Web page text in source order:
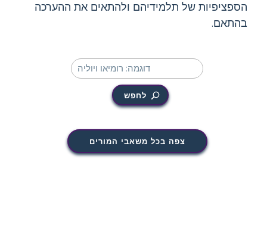
הספציפיות של תלמידיהם ולהתאים את ההערכה
בהתאם.
לחפש
צפה בכל משאבי המורים